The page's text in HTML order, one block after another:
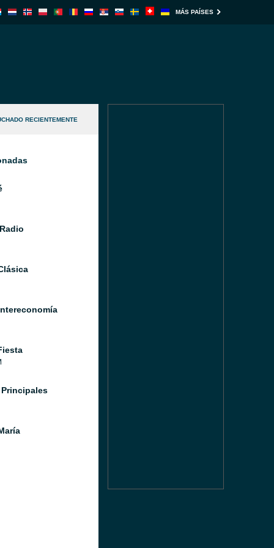
MÁS PAÍSES
RECIENTEMENTE